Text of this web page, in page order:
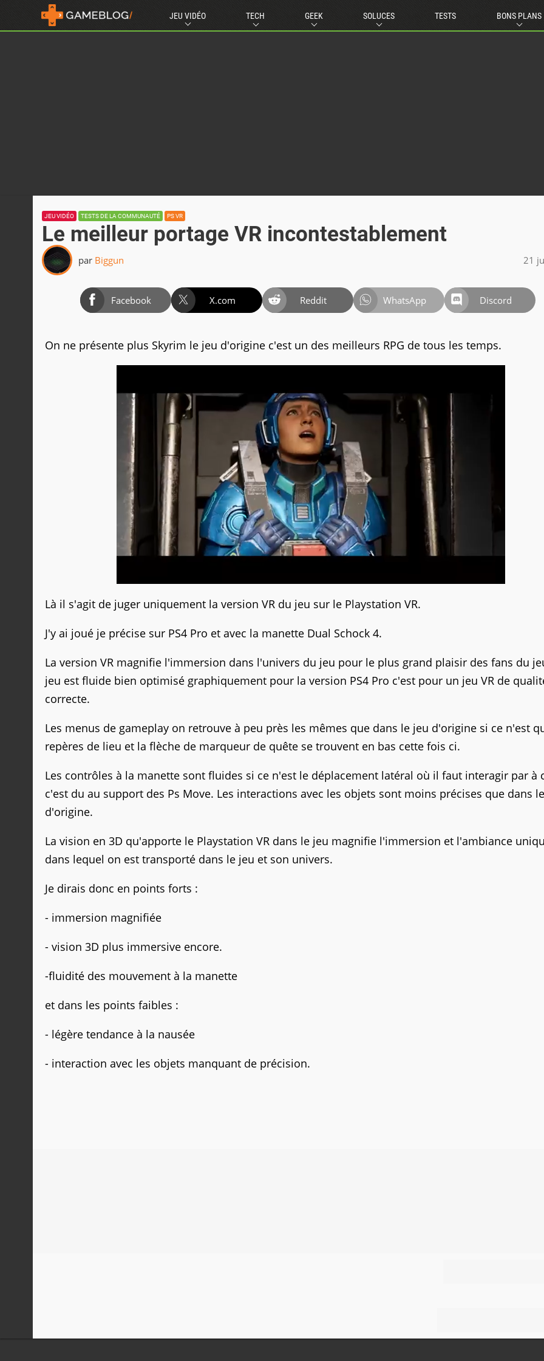
JEU VIDÉO TECH GEEK SOLUCES TESTS BONS PLANS
JEU VIDÉO TESTS DE LA COMMUNAUTÉ PS VR
Le meilleur portage VR incontestablement
par Biggun 21
Facebook X.com Reddit WhatsApp Discord
On ne présente plus Skyrim le jeu d'origine c'est un des meilleurs RPG de tous les temps.
Là il s'agit de juger uniquement la version VR du jeu sur le Playstation VR.
J'y ai joué je précise sur PS4 Pro et avec la manette Dual Schock 4.
La version VR magnifie l'immersion dans l'univers du jeu pour le plus grand plaisir des fans du
jeu est fluide bien optimisé graphiquement pour la version PS4 Pro c'est pour un jeu VR de
correcte.
Les menus de gameplay on retrouve à peu près les mêmes que dans le jeu d'origine si ce n'est
repères de lieu et la flèche de marqueur de quête se trouvent en bas cette fois ci.
Les contrôles à la manette sont fluides si ce n'est le déplacement latéral où il faut interagir par à
c'est du au support des Ps Move. Les interactions avec les objets sont moins précises que dans
d'origine.
La vision en 3D qu'apporte le Playstation VR dans le jeu magnifie l'immersion et l'ambiance
dans lequel on est transporté dans le jeu et son univers.
Je dirais donc en points forts :
- immersion magnifiée
- vision 3D plus immersive encore.
-fluidité des mouvement à la manette
et dans les points faibles :
- légère tendance à la nausée
- interaction avec les objets manquant de précision.